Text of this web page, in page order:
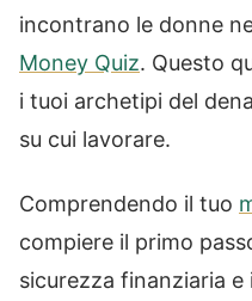
incontrano le donne
Money Quiz. Questo
i tuoi archetipi del
su cui lavorare.
Comprendendo il tuo
compiere il primo
sicurezza finanziaria e